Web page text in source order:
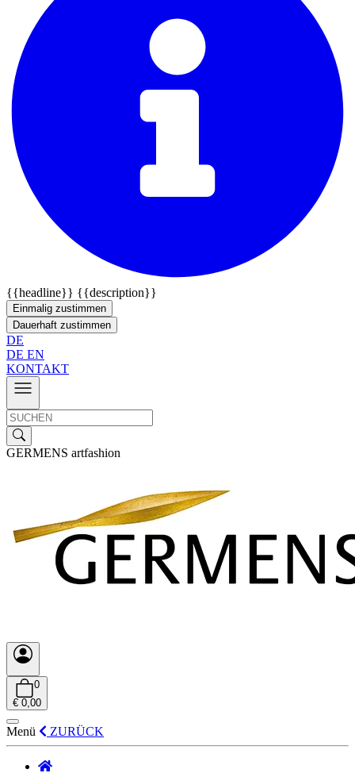
{{headline}} {{description}}
Einmalig zustimmen
Dauerhaft zustimmen
DE
DE EN
KONTAKT
GERMENS artfashion
0
€ 0,00
Menü ZURÜCK